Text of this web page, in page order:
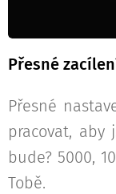
Přesné
Přesné
pracovat,
bude? 5000,
Tobě.